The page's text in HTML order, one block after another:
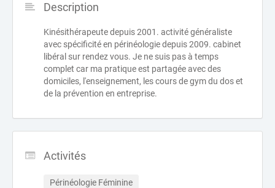
Description
Kinésithérapeute depuis 2001. activité généraliste
avec spécificité en périnéologie depuis 2009. cabinet
libéral sur rendez vous. Je ne suis pas à temps
complet car ma pratique est partagée avec des
domiciles, l'enseignement, les cours de gym du dos et
de la prévention en entreprise.
Activités
Périnéologie Féminine